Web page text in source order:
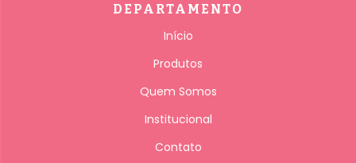
DEPARTAMENTO
Início
Produtos
Quem Somos
Institucional
Contato